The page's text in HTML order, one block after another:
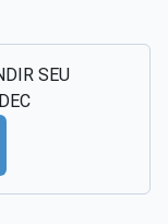
SEU